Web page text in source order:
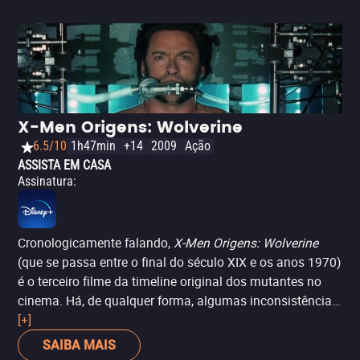
X-Men Origens: Wolverine
6.5/10 1h47min +14 2009 Ação
ASSISTA EM CASA
Assinatura:
Cronologicamente falando,X-Men Origens: Wolverine
(que se passa entre o final do século XIX e os anos 1970)
é o terceiro filme da timeline original dos mutantes no
cinema. Há, de qualquer forma, algumas inconsistências
cronológicas. Como o nome indica, o longa-metragem
conta a origem de James Howlett, que depois o mundo
[+]
SAIBA MAIS